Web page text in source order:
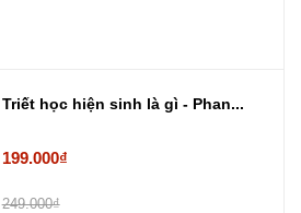
Triết học hiện sinh là gì - Phan...
199.000₫
249.000₫